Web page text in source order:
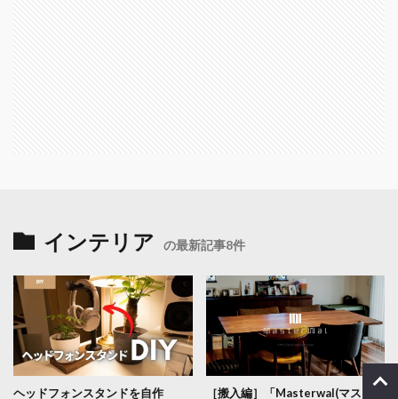
インテリア の最新記事8件
ヘッドフォンスタンドを自作 ［搬入編］「Masterwal(マスター